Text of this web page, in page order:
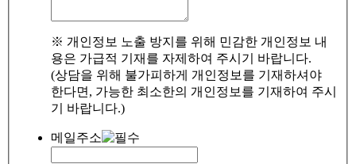
※ 개인정보 노출 방지를 위해 민감한 개인정보 내
용은 가급적 기재를 자제하여 주시기 바랍니다.
(상담을 위해 불가피하게 개인정보를 기재하셔야
한다면, 가능한 최소한의 개인정보를 기재하여 주시
기 바랍니다.)
메일주소